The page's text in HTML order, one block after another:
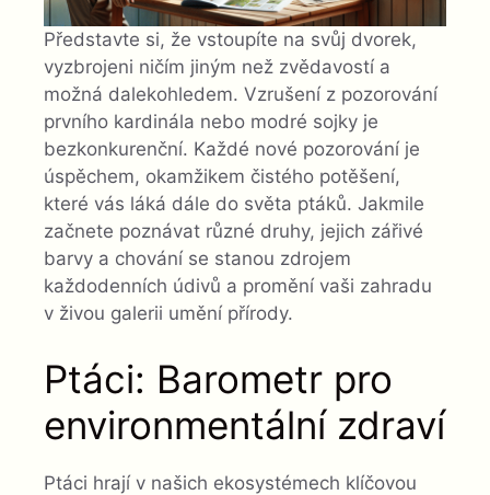
Představte si, že vstoupíte na svůj dvorek,
vyzbrojeni ničím jiným než zvědavostí a
možná dalekohledem. Vzrušení z pozorování
prvního kardinála nebo modré sojky je
bezkonkurenční. Každé nové pozorování je
úspěchem, okamžikem čistého potěšení,
které vás láká dále do světa ptáků. Jakmile
začnete poznávat různé druhy, jejich zářivé
barvy a chování se stanou zdrojem
každodenních údivů a promění vaši zahradu
v živou galerii umění přírody.
Ptáci: Barometr pro
environmentální zdraví
Ptáci hrají v našich ekosystémech klíčovou